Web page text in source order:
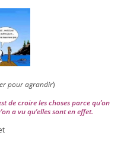
pour agran­dir)
de croire les choses parce qu’on
a vu qu’elles sont en effet.